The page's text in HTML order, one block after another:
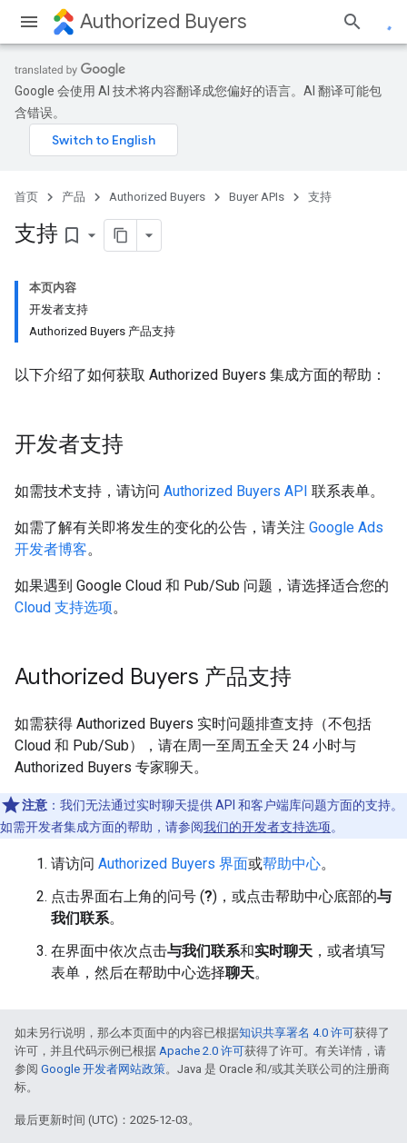
Authorized Buyers
Google 会使用 AI 技术将内容翻译成您偏好的语言。AI 翻译可能包
含错误。
首页 产品 Authorized Buyers Buyer APIs 支持
支持 bookmark_border
本页内容
开发者支持
Authorized Buyers 产品支持
以下介绍了如何获取 Authorized Buyers 集成方面的帮助：
开发者支持
如需技术支持，请访问 Authorized Buyers API 联系表单。
如需了解有关即将发生的变化的公告，请关注 Google Ads
开发者博客。
如果遇到 Google Cloud 和 Pub/Sub 问题，请选择适合您的
Cloud 支持选项。
Authorized Buyers 产品支持
如需获得 Authorized Buyers 实时问题排查支持（不包括
Cloud 和 Pub/Sub），请在周一至周五全天 24 小时与
Authorized Buyers 专家聊天。
注意 ：我们无法通过实时聊天提供 API 和客户端库问题方面的支持。
如需开发者集成方面的帮助，请参阅我们的开发者支持选项。
请访问 Authorized Buyers 界面或帮助中心。
点击界面右上角的问号 (?)，或点击帮助中心底部的与
我们联系。
在界面中依次点击与我们联系和实时聊天 ，或者填写
表单，然后在帮助中心选择聊天。
如未另行说明，那么本页面中的内容已根据知识共享署名 4.0 许可获得了
许可，并且代码示例已根据 Apache 2.0 许可获得了许可。有关详情，请
参阅 Google 开发者网站政策。Java 是 Oracle 和/或其关联公司的注册商
标。
最后更新时间 (UTC)：2025-12-03。